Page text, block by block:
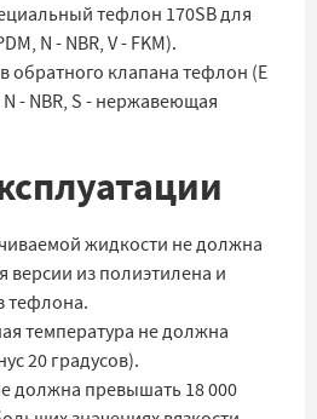
тефлон 170SB для
N - NBR, V - FKM).
обратного клапана тефлон (E
N - NBR, S - нержавеющая
жидкости не должна
версии из полиэтилена и
тефлона.
температура не должна
20 градусов).
должна превышать 18 000